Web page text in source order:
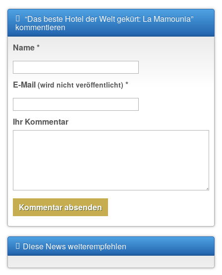
“Das beste Hotel der Welt gekürt: La Mamounia”
kommentieren
Name*
E-Mail (wird nicht veröffentlicht) *
Ihr Kommentar
Diese News weiterempfehlen